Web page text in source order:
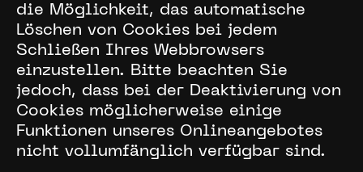
die Möglichkeit, das automatische
Löschen von Cookies bei jedem
Schließen Ihres Webbrowsers
einzustellen. Bitte beachten Sie
jedoch, dass bei der Deaktivierung von
Cookies möglicherweise einige
Funktionen unseres Onlineangebotes
nicht vollumfänglich verfügbar sind.